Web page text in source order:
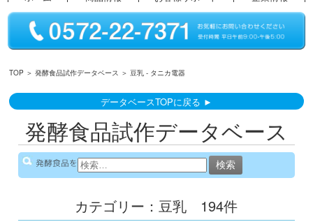
TOP ＞発酵食品試作データベース ＞ 豆乳 - タニカ電器
データベースTOPに戻る ►
発酵食品試作データベース
発酵食品を検
索:
カテゴリー：豆乳 194件